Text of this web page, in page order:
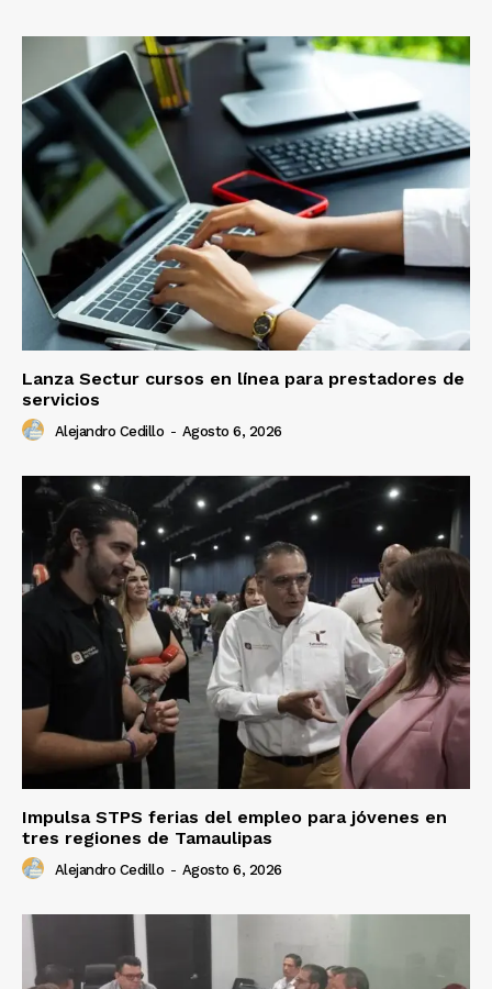
Lanza Sectur cursos en línea para prestadores de
servicios
Alejandro Cedillo - Agosto 6, 2026
Impulsa STPS ferias del empleo para jóvenes en
tres regiones de Tamaulipas
Alejandro Cedillo - Agosto 6, 2026